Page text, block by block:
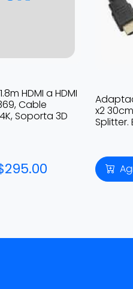
HDMI a HDMI
Cable
Soporta 3D
x2
Splitter.